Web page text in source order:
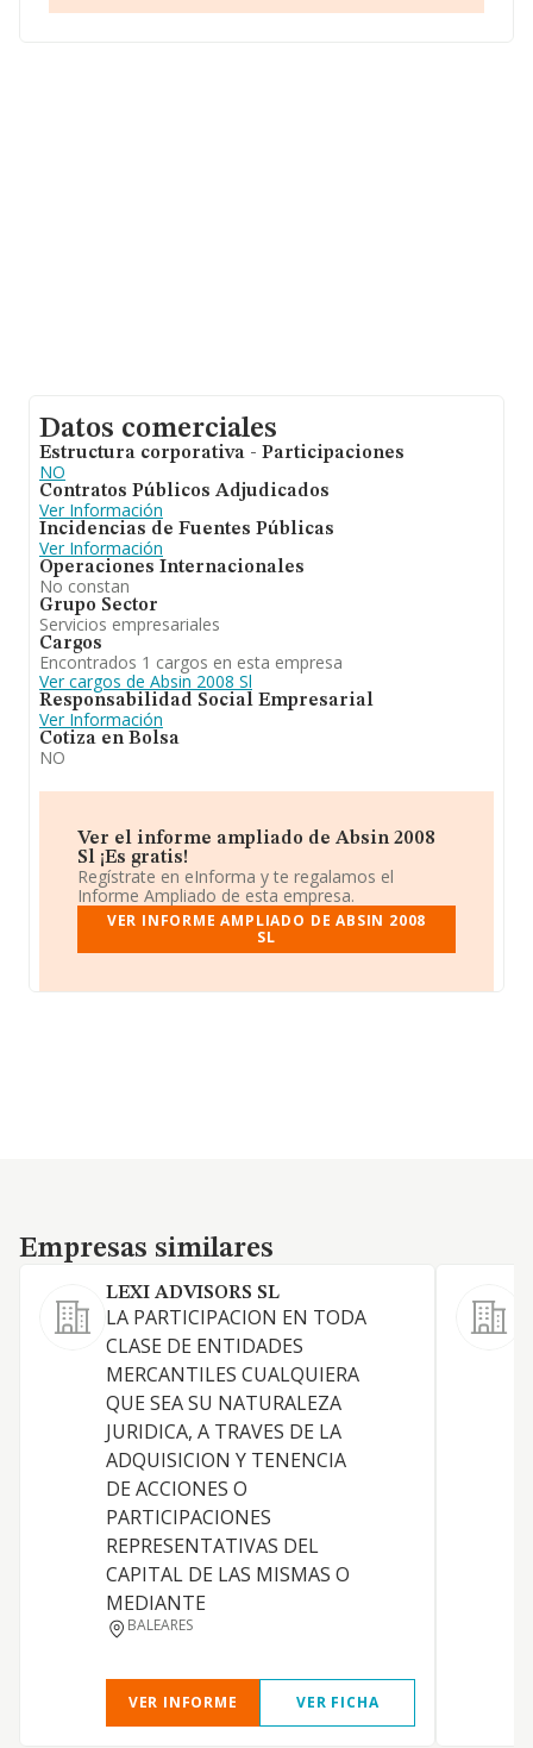
Datos comerciales
Estructura corporativa - Participaciones
NO
Contratos Públicos Adjudicados
Ver Información
Incidencias de Fuentes Públicas
Ver Información
Operaciones Internacionales
No constan
Grupo Sector
Servicios empresariales
Cargos
Encontrados 1 cargos en esta empresa
Ver cargos de Absin 2008 Sl
Responsabilidad Social Empresarial
Ver Información
Cotiza en Bolsa
NO
Ver el informe ampliado de Absin 2008
Sl ¡Es gratis!
Regístrate en eInforma y te regalamos el
Informe Ampliado de esta empresa.
VER INFORME AMPLIADO DE ABSIN 2008
SL
Empresas similares
Empresas similares
LEXI ADVISORS SL
LA PARTICIPACION EN TODA
CLASE DE ENTIDADES
MERCANTILES CUALQUIERA
QUE SEA SU NATURALEZA
JURIDICA, A TRAVES DE LA
ADQUISICION Y TENENCIA
DE ACCIONES O
PARTICIPACIONES
REPRESENTATIVAS DEL
CAPITAL DE LAS MISMAS O
MEDIANTE
BALEARES
VER INFORME VER FICHA